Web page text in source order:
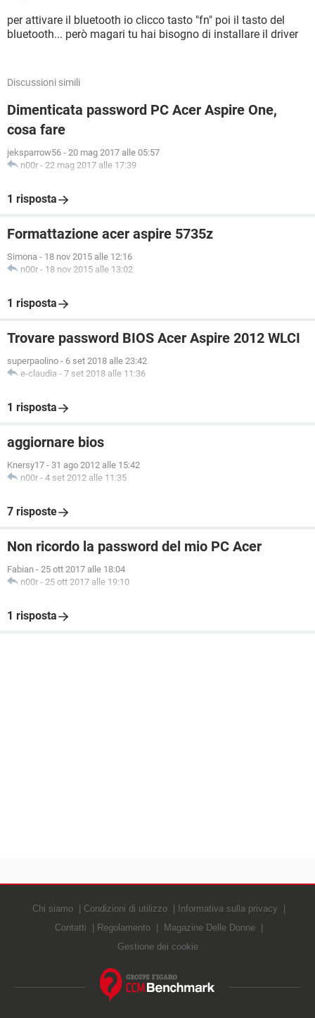
per attivare il bluetooth io clicco tasto "fn" poi il tasto del
bluetooth... però magari tu hai bisogno di installare il driver
Discussioni simili
Dimenticata password PC Acer Aspire One,
cosa fare
jeksparrow56 - 20 mag 2017 alle 05:57
n00r - 22 mag 2017 alle 17:39
1 risposta
Formattazione acer aspire 5735z
Simona - 18 nov 2015 alle 12:16
n00r - 18 nov 2015 alle 13:02
1 risposta
Trovare password BIOS Acer Aspire 2012 WLCI
superpaolino - 6 set 2018 alle 23:42
e-claudia - 7 set 2018 alle 11:36
1 risposta
aggiornare bios
Knersy17 - 31 ago 2012 alle 15:42
n00r - 4 set 2012 alle 11:35
7 risposte
Non ricordo la password del mio PC Acer
Fabian - 25 ott 2017 alle 18:04
n00r - 25 ott 2017 alle 19:10
1 risposta
Chi siamo Condizioni di utilizzo
Informativa sulla privacy
Contatti
Regolamento
Magazine Delle Donne
Gestione dei cookie